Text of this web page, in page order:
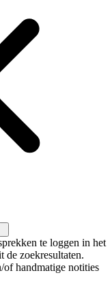
te loggen in het
de zoekresultaten.
handmatige notities